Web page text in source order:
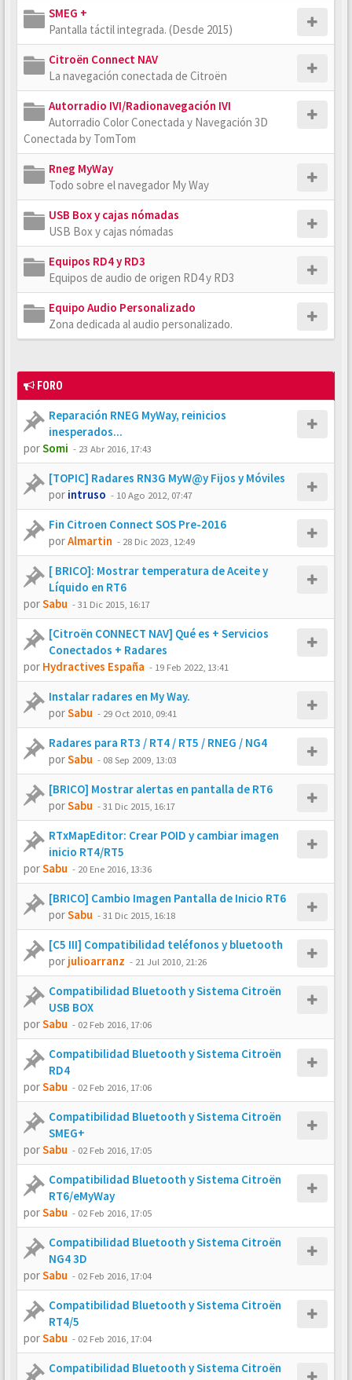
SMEG +
Pantalla táctil integrada. (Desde 2015)
Citroën Connect NAV
La navegación conectada de Citroën
Autorradio IVI/Radionavegación IVI
Autorradio Color Conectada y Navegación 3D
Conectada by TomTom
Rneg MyWay
Todo sobre el navegador My Way
USB Box y cajas nómadas
USB Box y cajas nómadas
Equipos RD4 y RD3
Equipos de audio de origen RD4 y RD3
Equipo Audio Personalizado
Zona dedicada al audio personalizado.
FORO
Reparación RNEG MyWay, reinicios
inesperados...
porSomi - 23 Abr 2016, 17:43
[TOPIC] Radares RN3G MyW@y Fijos y Móviles
por intruso - 10 Ago 2012, 07:47
Fin Citroen Connect SOS Pre-2016
porAlmartin - 28 Dic 2023, 12:49
[ BRICO]: Mostrar temperatura de Aceite y
Líquido en RT6
porSabu -31 Dic 2015, 16:17
[Citroën CONNECT NAV] Qué es + Servicios
Conectados + Radares
por Hydractives España - 19 Feb 2022, 13:41
Instalar radares en My Way.
porSabu - 29 Oct 2010, 09:41
Radares para RT3 / RT4 / RT5 / RNEG / NG4
porSabu - 08 Sep 2009, 13:03
[BRICO] Mostrar alertas en pantalla de RT6
porSabu -31 Dic 2015, 16:17
RTxMapEditor: Crear POID y cambiar imagen
inicio RT4/RT5
porSabu - 20 Ene 2016, 13:36
[BRICO] Cambio Imagen Pantalla de Inicio RT6
porSabu -31 Dic 2015, 16:18
[C5 III] Compatibilidad teléfonos y bluetooth
por julioarranz - 21 Jul 2010, 21:26
Compatibilidad Bluetooth y Sistema Citroën
USB BOX
porSabu - 02 Feb 2016, 17:06
Compatibilidad Bluetooth y Sistema Citroën
RD4
porSabu - 02 Feb 2016, 17:06
Compatibilidad Bluetooth y Sistema Citroën
SMEG+
porSabu - 02 Feb 2016, 17:05
Compatibilidad Bluetooth y Sistema Citroën
RT6/eMyWay
porSabu - 02 Feb 2016, 17:05
Compatibilidad Bluetooth y Sistema Citroën
NG4 3D
porSabu - 02 Feb 2016, 17:04
Compatibilidad Bluetooth y Sistema Citroën
RT4/5
porSabu - 02 Feb 2016, 17:04
Compatibilidad Bluetooth y Sistema Citroën